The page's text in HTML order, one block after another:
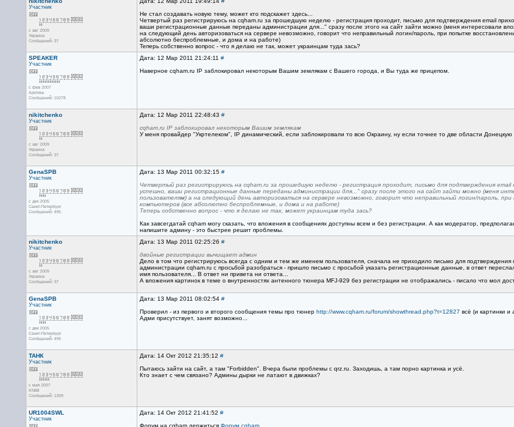
Участник
с авг 2009
Украина
Сообщений: 37
Не стал создавать новую тему, может кто подскажет здесь...
Четвертый раз регистрируюсь на cqham.ru за прошедшую неделю - регистрация проходит, письмо для подтверждения email
ваши регистрационные данные переданы администрации для..." сразу после этого на сайт зайти можно (меня интересовали
на следующий день авторизоваться на сервере невозможно, говорит что неправильный логин/пароль, при попытке
абсолютно беспроблемные, и дома и на работе)
Теперь собственно вопрос - что я делаю не так, может украинцам туда зась?
SPEAKER
Участник
с фев 2007
Арктика
Сообщений: 10278
Дата: 12 Мар 2011 21:24:11 #
Наверное cqham.ru IP заблокировал некоторым Вашим землякам с Вашего города, и Вы туда же прицепом.
nikitchenko
Участник
с авг 2009
Украина
Сообщений: 37
Дата: 12 Мар 2011 22:48:43 #
cqham.ru IP заблокировал некоторым Вашим землякам
У меня провайдер "Укртелеком", IP динамический, если заблокировали то всю Окраину, ну если точнее то две области
GenaSPB
Участник
с дек 2005
Санкт-Петербург
Сообщений: 495
Дата: 13 Мар 2011 00:32:15 #
Четвертый раз регистрируюсь на cqham.ru за прошедшую неделю - регистрация проходит, письмо для подтверждения
успешно, ваши регистрационные данные переданы администрации для..." сразу после этого на сайт зайти можно (меня
пользователям) а на следующий день авторизоваться на сервере невозможно, говорит что неправильный логин/пароль,
компьютеров (все абсолютно беспроблемные, и дома и на работе)
Теперь собственно вопрос - что я делаю не так, может украинцам туда зась?
Как завсегдатай cqham могу сказать, что вложения в сообщениях доступны всем и без регистрации. А как модератор,
напишите админу - это быстрее решит проблемы.
nikitchenko
Участник
с авг 2009
Украина
Сообщений: 37
Дата: 13 Мар 2011 02:25:26 #
двойные регистрации вычищает админ
Дело в том что регистрируюсь всегда с одним и тем же именем пользователя, сначала не приходило письмо для
администрации cqham.ru с просьбой разобраться - пришло письмо с просьбой указать регистрационные данные, в ответ
имя пользователя... В ответ ни привета ни ответа...
А вложения картинок в теме о внутренностях антенного тюнера MFJ-929 без регистрации не отображались - писало что мол
GenaSPB
Участник
с дек 2005
Санкт-Петербург
Сообщений: 495
Дата: 13 Мар 2011 08:02:54 #
Проверил - из первого и второго сообщения темы про тюнер http://www.cqham.ru/forum/showthread.php?t=12827 всё (и картинки и
Адми присутствует, занят возможно...
ТАНК
Участник
с мая 2007
KN88
Сообщений: 1309
Дата: 14 Окт 2012 21:35:12 #
Пытаюсь зайти на сайт, а там "Forbidden". Вчера были проблемы с qrz.ru. Заходишь, а там порно картинка и усё.
Кто знает с чем связано? Админы дырки не латают в движках?
UR1004SWL
Участник
Дата: 14 Окт 2012 21:41:52 #
Форум на cqham держиться Форум cqham